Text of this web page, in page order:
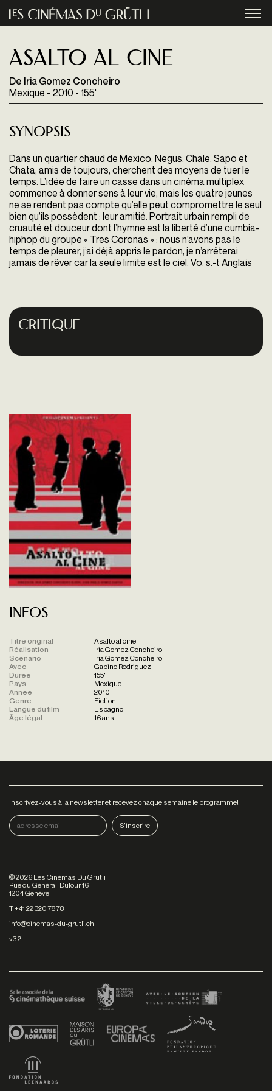
Aller au contenu principal
Asalto al cine
De Iria Gomez Concheiro
Mexique - 2010 - 155'
Synopsis
Dans un quartier chaud de Mexico, Negus, Chale, Sapo et
Chata, amis de toujours, cherchent des moyens de tuer le
temps. L’idée de faire un casse dans un cinéma multiplex
commence à donner sens à leur vie, mais les quatre jeunes
ne se rendent pas compte qu’elle peut compromettre le seul
bien qu’ils possèdent : leur amitié. Portrait urbain rempli de
cruauté et douceur dont l’hymne est la liberté d’une cumbia-
hiphop du groupe « Tres Coronas » : nous n’avons pas le
temps de pleurer, j’ai déjà appris le pardon, je n’arrêterai
jamais de rêver car la seule limite est le ciel. Vo. s.-t Anglais
Critique
Infos
Titre original
Asalto al cine
Réalisation
Iria Gomez Concheiro
Scénario
Iria Gomez Concheiro
Avec
Gabino Rodriguez
Durée
155'
Pays
Mexique
Année
2010
Genre
Fiction
Langue du film
Espagnol
Âge légal
16 ans
Inscrivez-vous à la newsletter et recevez chaque semaine le programme!
©2026 Les Cinémas Du Grütli
Rue du Général-Dufour 16
1204 Genève
T +41 22 320 78 78
info@cinemas-du-grutli.ch
v3.2